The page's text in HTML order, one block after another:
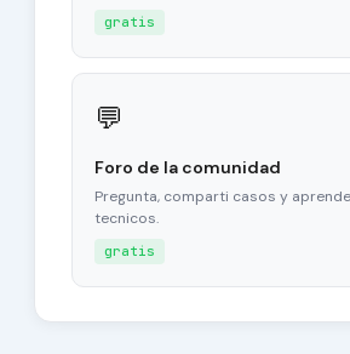
gratis
💬
Foro de la comunidad
Pregunta, comparti casos y
tecnicos.
gratis